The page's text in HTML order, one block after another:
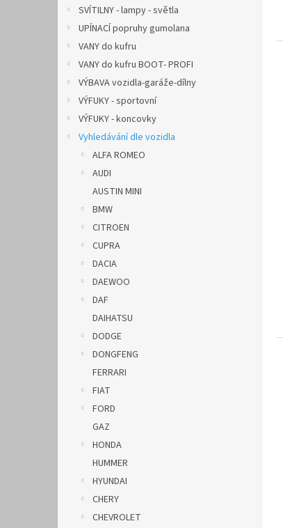
SVÍTILNY - lampy - světla
UPÍNACÍ popruhy gumolana
VANY do kufru
VANY do kufru BOOT- PROFI
VÝBAVA vozidla-garáže-dílny
VÝFUKY - sportovní
VÝFUKY - koncovky
Vyhledávání dle vozidla
ALFA ROMEO
AUDI
AUSTIN MINI
BMW
CITROEN
CUPRA
DACIA
DAEWOO
DAF
DAIHATSU
DODGE
DONGFENG
FERRARI
FIAT
FORD
GAZ
HONDA
HUMMER
HYUNDAI
CHERY
CHEVROLET